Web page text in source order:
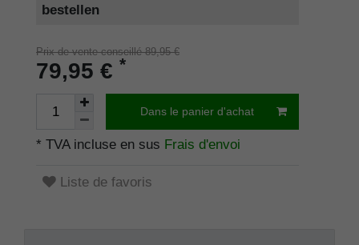
bestellen
Prix de vente conseillé 89,95 €
79,95 € *
Dans le panier d'achat
* TVA incluse en sus Frais d'envoi
Liste de favoris